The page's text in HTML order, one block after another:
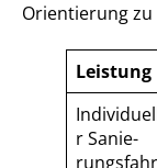
Orientierung
Leistung
r Sa­nie­